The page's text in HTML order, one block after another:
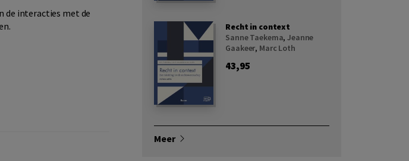
de interacties met de
Recht in context
Sanne Taekema,Jeanne
Gaakeer, Marc Loth
43,95
Meer